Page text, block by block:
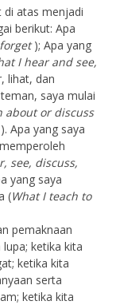
di atas menjadi
berikut: Apa
); Apa yang
I hear and see,
lihat, dan
saya mulai
about or discuss
Apa yang saya
see, discuss,
yang saya
(What I teach to
pemaknaan
ketika kita
ketika kita
serta
ketika kita